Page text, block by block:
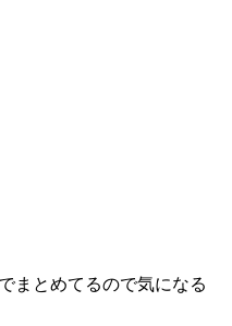
まとめてるので気になる